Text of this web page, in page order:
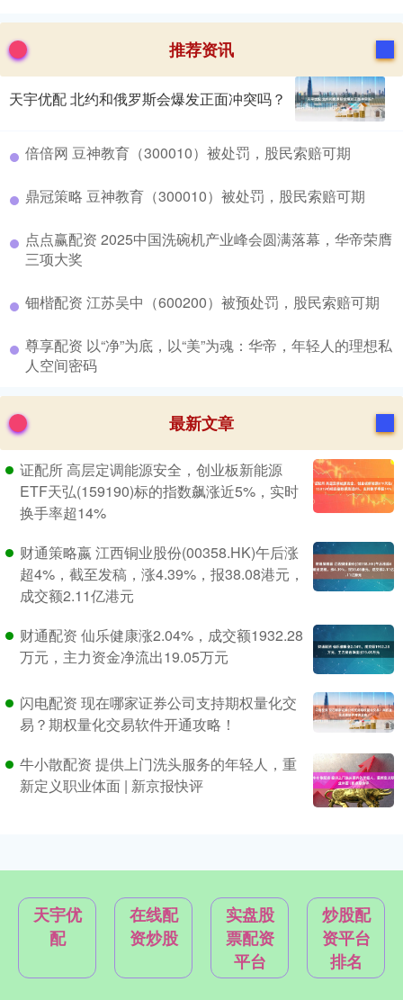
推荐资讯
天宇优配 北约和俄罗斯会爆发正面冲突吗？
​倍倍网 豆神教育（300010）被处罚，股民索赔可期
​鼎冠策略 豆神教育（300010）被处罚，股民索赔可期
​点点赢配资 2025中国洗碗机产业峰会圆满落幕，华帝荣膺
三项大奖
​钿楷配资 江苏吴中（600200）被预处罚，股民索赔可期
​尊享配资 以“净”为底，以“美”为魂：华帝，年轻人的理想私
人空间密码
最新文章
证配所 高层定调能源安全，创业板新能源
ETF天弘(159190)标的指数飙涨近5%，实时
换手率超14%
财通策略嬴 江西铜业股份(00358.HK)午后涨
超4%，截至发稿，涨4.39%，报38.08港元，
成交额2.11亿港元
财通配资 仙乐健康涨2.04%，成交额1932.28
万元，主力资金净流出19.05万元
闪电配资 现在哪家证券公司支持期权量化交
易？期权量化交易软件开通攻略！
牛小散配资 提供上门洗头服务的年轻人，重
新定义职业体面 | 新京报快评
天宇优
配
在线配
资炒股
实盘股
票配资
平台
炒股配
资平台
排名